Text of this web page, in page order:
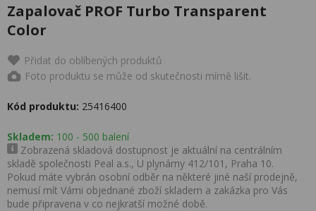
Zapalovač PROF Turbo Transparent
Color
Přidat do oblíbených produktů
Foto produktu se může od skutečnosti mírně lišit.
Kód produktu: 25416400
Skladem: 100 - 500 balení
Zobrazená skladová dostupnost je aktuální na centrálním
skladě společnosti Peal a.s., U plynárny 412/101, Praha 10.
Pokud máte vybrán osobní odběr na některé jiné naší prodejně,
nemusí mít Vámi objednané zboží skladem a zakázka pro Vás
bude připravena v co nejkratší možné době.